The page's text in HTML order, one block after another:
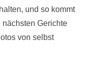
und so kommt
Gerichte
von selbst